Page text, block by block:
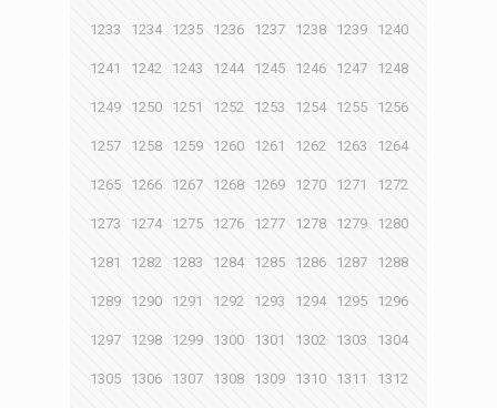
1233 1234 1235 1236 1237 1238 1239 1240
1241 1242 1243 1244 1245 1246 1247 1248
1249 1250 1251 1252 1253 1254 1255 1256
1257 1258 1259 1260 1261 1262 1263 1264
1265 1266 1267 1268 1269 1270 1271 1272
1273 1274 1275 1276 1277 1278 1279 1280
1281 1282 1283 1284 1285 1286 1287 1288
1289 1290 1291 1292 1293 1294 1295 1296
1297 1298 1299 1300 1301 1302 1303 1304
1305 1306 1307 1308 1309 1310 1311 1312